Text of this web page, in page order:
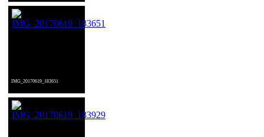
IMG_20170619_183651